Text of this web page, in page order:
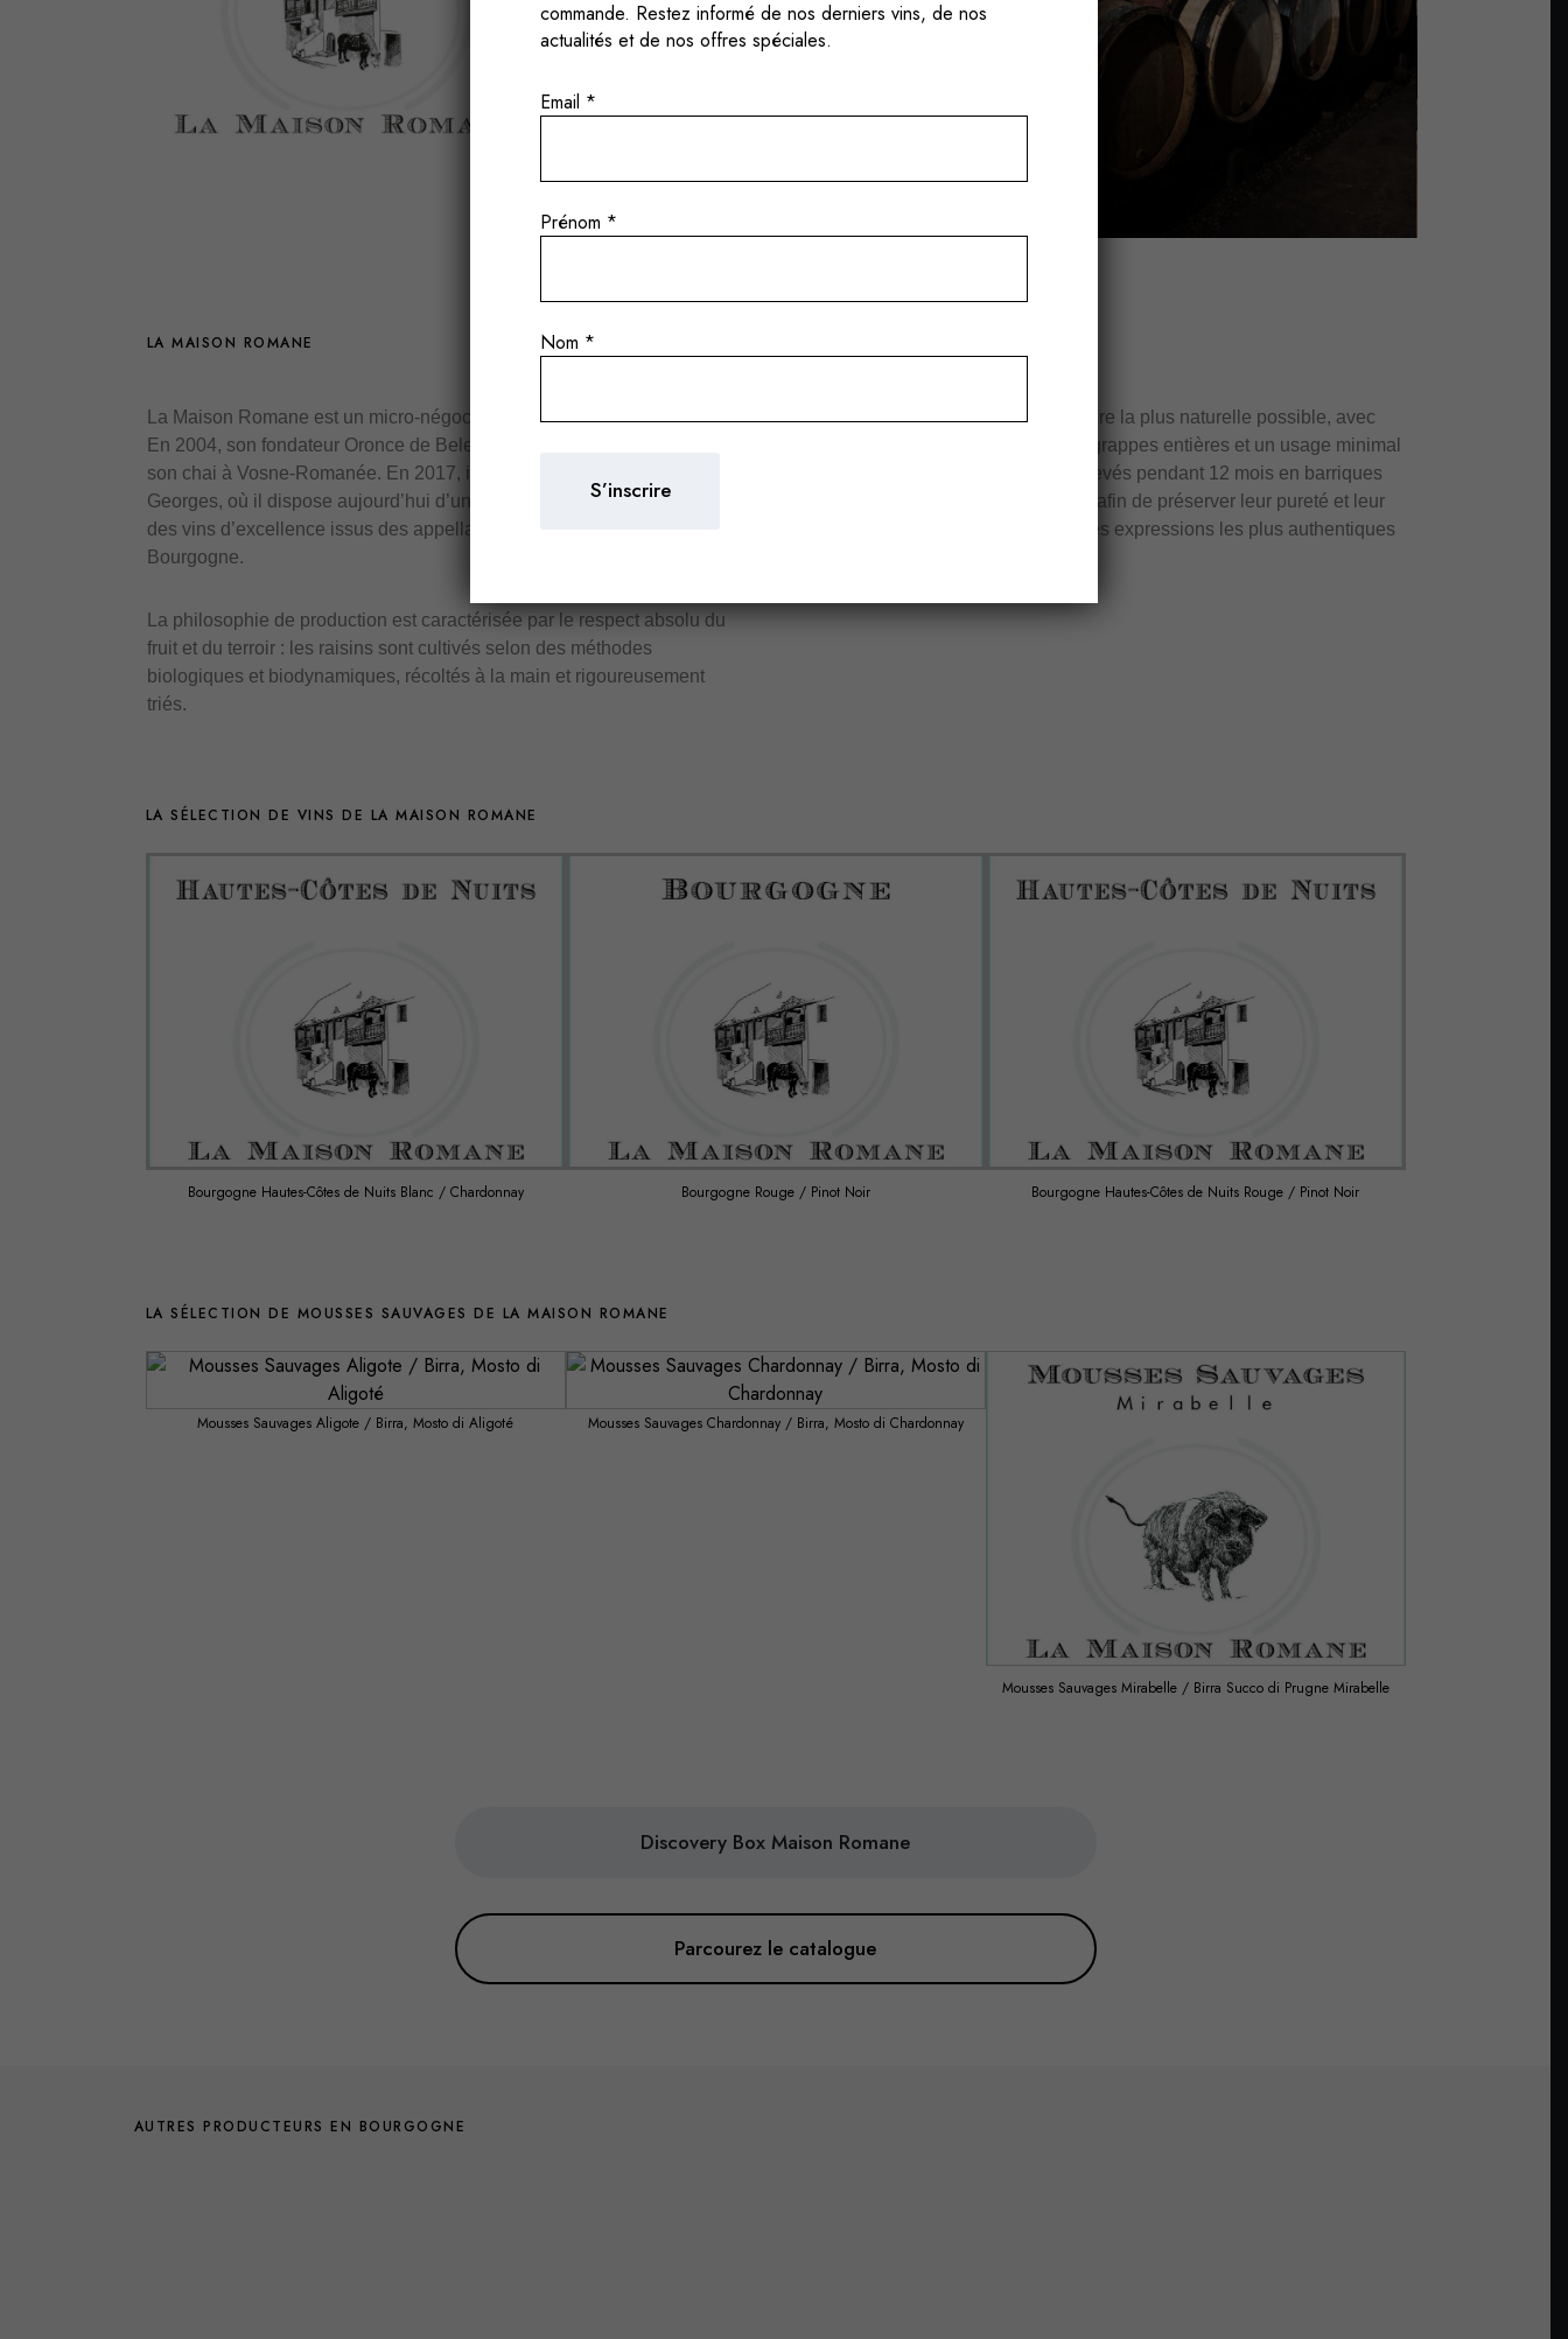
LA MAISON ROMANE
La Maison Romane est un micro-négoce né au cœur de la Bourgogne.
En 2004, son fondateur Oronce de Beler décide de s’y installer et crée
son chai à Vosne-Romanée. En 2017, il s’installe à Nuits-Saint-
Georges, où il dispose aujourd’hui d’une cave plus vaste pour produire
des vins d’excellence issus des appellations les plus prestigieuses de
Bourgogne.
La philosophie de production est caractérisée par le respect absolu du
fruit et du terroir : les raisins sont cultivés selon des méthodes
biologiques et biodynamiques, récoltés à la main et rigoureusement
triés.
La vinification est menée de manière la plus naturelle possible, avec
des fermentations spontanées en grappes entières et un usage minimal
de soufre. Les vins sont ensuite élevés pendant 12 mois en barriques
usagées, sans filtration ni collage, afin de préserver leur pureté et leur
complexité et de créer certaines des expressions les plus authentiques
LA SÉLECTION DE VINS DE LA MAISON ROMANE
Bourgogne Hautes-Côtes de Nuits Blanc / Chardonnay Bourgogne Rouge / Pinot Noir Bourgogne Hautes-Côtes de Nuits Rouge / Pinot Noir
LA SÉLECTION DE MOUSSES SAUVAGES DE LA MAISON ROMANE
Mousses Sauvages Aligote / Birra, Mosto di Aligoté Mousses Sauvages Chardonnay / Birra, Mosto di Chardonnay
Mousses Sauvages Mirabelle / Birra Succo di Prugne Mirabelle
Discovery Box Maison Romane
Parcourez le catalogue
AUTRES PRODUCTEURS EN BOURGOGNE
commande. Restez informé de nos derniers vins, de nos
actualités et de nos offres spéciales.
Email *
Prénom *
Nom *